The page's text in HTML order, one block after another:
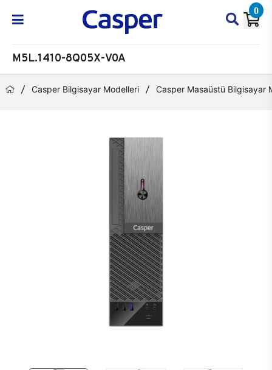
0
M5L.1410-8Q05X-V0A
Casper Bilgisayar Modelleri Casper Masaüstü Bilgisayar